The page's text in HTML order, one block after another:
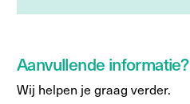
Aanvullende informatie?
Wij helpen je graag verder.